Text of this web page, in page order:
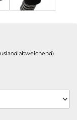
abweichend)